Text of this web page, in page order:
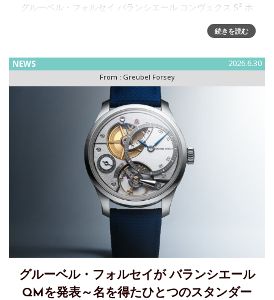
グルーベル・フォルセイ バランシエール コンヴェクス S² ホ
ベル・フォルセイは、日本において強固なパートナーシップ
続きを読む
NEWS 2026.6.30
From : Greubel Forsey
グルーベル・フォルセイが バランシエール
QMを発表～名を得たひとつのスタンダー